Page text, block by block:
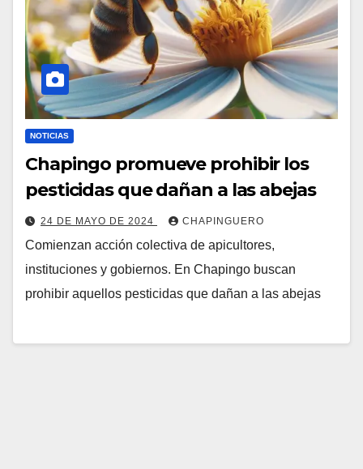
NOTICIAS
Chapingo promueve prohibir los
pesticidas que dañan a las abejas
24 DE MAYO DE 2024 CHAPINGUERO
Comienzan acción colectiva de apicultores,
instituciones y gobiernos. En Chapingo buscan
prohibir aquellos pesticidas que dañan a las abejas